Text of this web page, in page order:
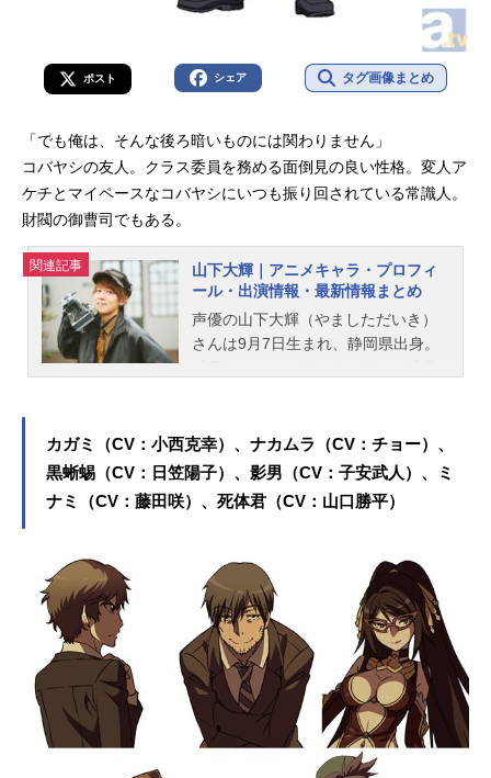
ポスト シェア タグ画像まとめ
「でも俺は、そんな後ろ暗いものには関わりません」
コバヤシの友人。クラス委員を務める面倒見の良い性格。変人ア
ケチとマイペースなコバヤシにいつも振り回されている常識人。
財閥の御曹司でもある。
関連記事
山下大輝｜アニメキャラ・プロフィ
ール・出演情報・最新情報まとめ
声優の山下大輝（やましただいき）
さんは9月7日生まれ、静岡県出身。
気作品のキャラクターを多く演じて
います。こちらでは、山下大輝さん
カガミ（CV：小西克幸）、ナカムラ（CV：チョー）、
黒蜥蜴（CV：日笠陽子）、影男（CV：子安武人）、ミ
ナミ（CV：藤田咲）、死体君（CV：山口勝平）